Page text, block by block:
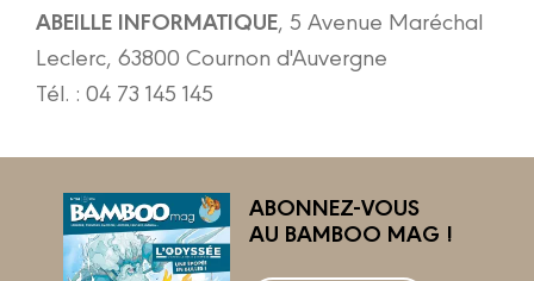
ABEILLE INFORMATIQUE, 5 Avenue Maréchal
Leclerc, 63800 Cournon d'Auvergne
Tél. : 04 73 145 145
ABONNEZ-VOUS
AU BAMBOO MAG !